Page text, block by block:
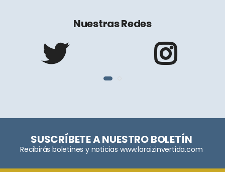
Nuestras Redes
SUSCRÍBETE A NUESTRO BOLETÍN
Recibirás boletines y noticias www.laraizinvertida.com